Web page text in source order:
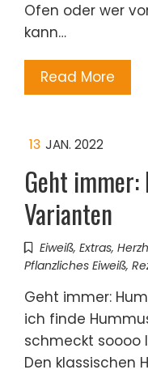
Ofen oder wer
kann…
Read More
13 JAN. 2022
Geht
Varianten
Eiweiß, Extras,
Pflanzliches Eiweiß,
Geht immer:
ich finde
schmeckt soooo
Den klassischen